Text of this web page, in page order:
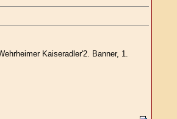
Kaiseradler'2. Banner, 1.